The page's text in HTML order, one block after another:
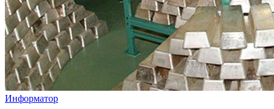
Информатор